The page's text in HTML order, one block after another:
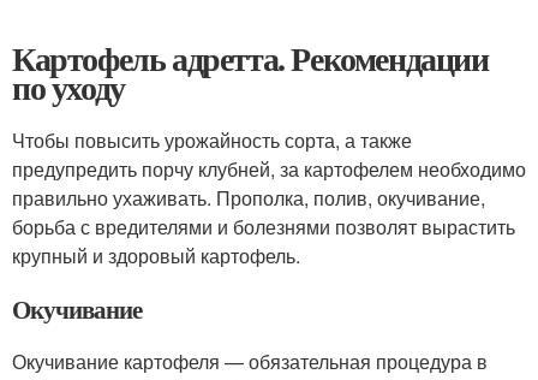
Картофель адретта. Рекомендации
по уходу
Чтобы повысить урожайность сорта, а также
предупредить порчу клубней, за картофелем необходимо
правильно ухаживать. Прополка, полив, окучивание,
борьба с вредителями и болезнями позволят вырастить
крупный и здоровый картофель.
Окучивание
Окучивание картофеля — обязательная процедура в